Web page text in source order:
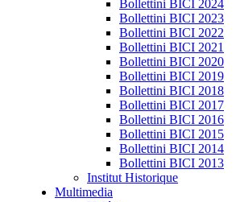
Bollettini BICI 2024
Bollettini BICI 2023
Bollettini BICI 2022
Bollettini BICI 2021
Bollettini BICI 2020
Bollettini BICI 2019
Bollettini BICI 2018
Bollettini BICI 2017
Bollettini BICI 2016
Bollettini BICI 2015
Bollettini BICI 2014
Bollettini BICI 2013
Institut Historique
Multimedia